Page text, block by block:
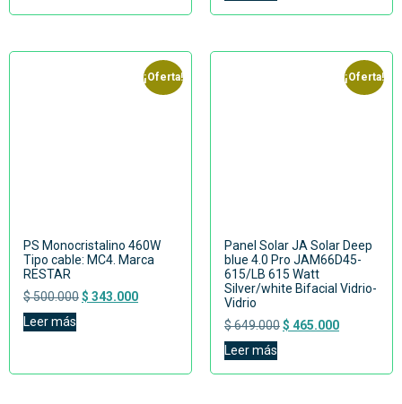
¡Oferta!
PS Monocristalino 460W
Tipo cable: MC4. Marca
RESTAR
$500.000$ 343.000
Leer más
¡Oferta!
Panel Solar JA Solar Deep
blue 4.0 Pro JAM66D45-
615/LB 615 Watt
Silver/white Bifacial Vidrio-
Vidrio
$649.000$ 465.000
Leer más